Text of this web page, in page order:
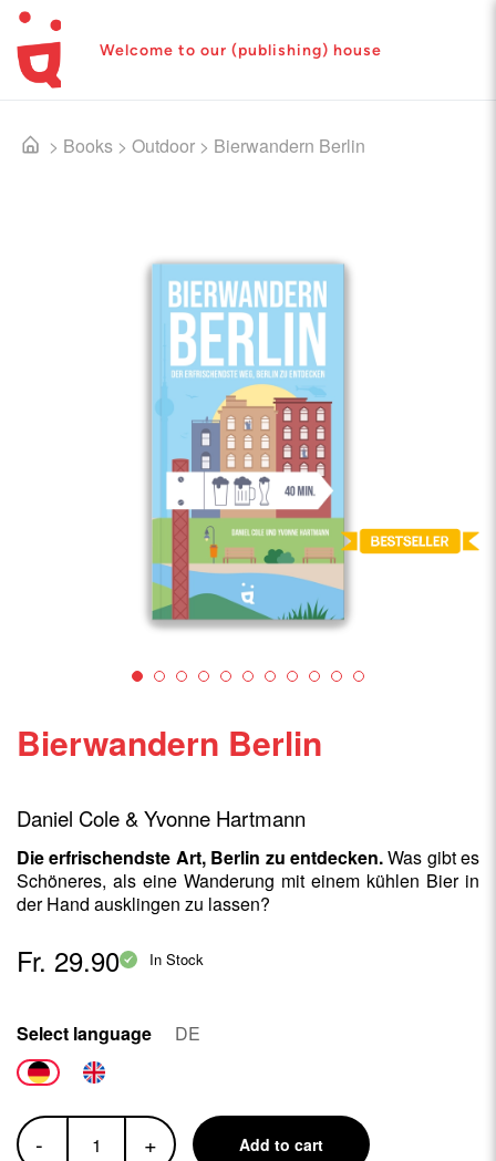
Welcome to our (publishing) house
> Books > Outdoor > Bierwandern Berlin
Bierwandern Berlin
Daniel Cole & Yvonne Hartmann
Die erfrischendste Art, Berlin zu entdecken.Was gibt es
Schöneres, als eine Wanderung mit einem kühlen Bier in
der Hand ausklingen zu lassen?
Fr. 29.90 In Stock
Select language DE
- + Add to cart